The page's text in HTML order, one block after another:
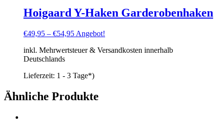
Hoigaard Y-Haken Garderobenhaken
€49,95 – €54,95 Angebot!
inkl. Mehrwertsteuer & Versandkosten innerhalb
Deutschlands
Lieferzeit: 1 - 3 Tage*)
Ähnliche Produkte